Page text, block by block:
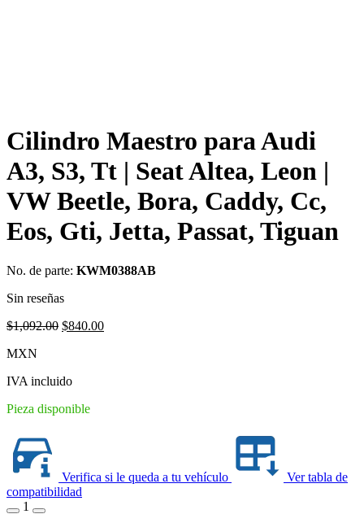
Cilindro Maestro para Audi
A3, S3, Tt | Seat Altea, Leon |
VW Beetle, Bora, Caddy, Cc,
Eos, Gti, Jetta, Passat, Tiguan
No. de parte: KWM0388AB
Sin reseñas
$1,092.00 Original
$840.00Current
MXN
IVA incluido
Pieza disponible
Verifica si le queda a tu vehículo
Ver tabla de
compatibilidad
1